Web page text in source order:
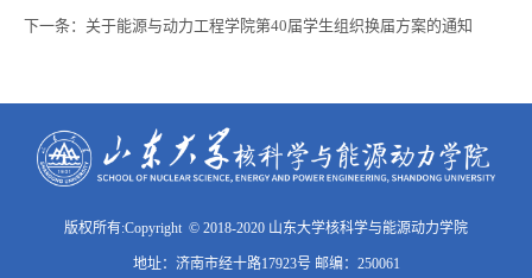
下一条： 关于能源与动力工程学院第40届学生组织换届方案的通知
版权所有:Copyright © 2018-2020 山东大学核科学与能源动力学院
地址：济南市经十路17923号 邮编：250061